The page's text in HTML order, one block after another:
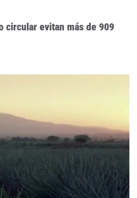
circular evitan más de 909